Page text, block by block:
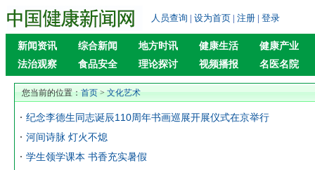
人员查询 | 设为首页 | 注册 | 登录
新闻资讯 综合新闻 地方时讯 健康生活
健康产业
法治观察
食品安全 理论探讨 视频播报 名医名院
您当前的位置： 首页 > 文化艺术
纪念李德生同志诞辰110周年书画巡展开展仪式在京举行
河间诗脉 灯火不熄
学生领学课本 书香充实暑假